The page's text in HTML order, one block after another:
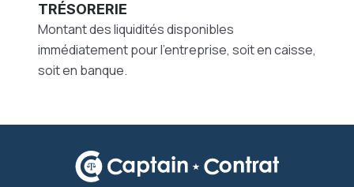
TRÉSORERIE
Montant des liquidités disponibles
immédiatement pour l'entreprise, soit en caisse,
soit en banque.